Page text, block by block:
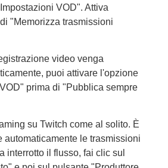
VOD". Attiva
"Memorizza trasmissioni
video venga
puoi attivare l'opzione
prima di "Pubblica sempre
su Twitch come al solito. È
automaticamente le trasmissioni
interrotto il flusso, fai clic sul